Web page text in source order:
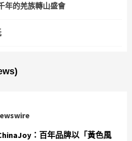
年的羌族轉山盛會
：百年品牌以「黃色風